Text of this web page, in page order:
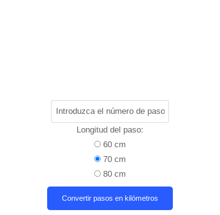
Longitud del paso:
60 cm
70 cm
80 cm